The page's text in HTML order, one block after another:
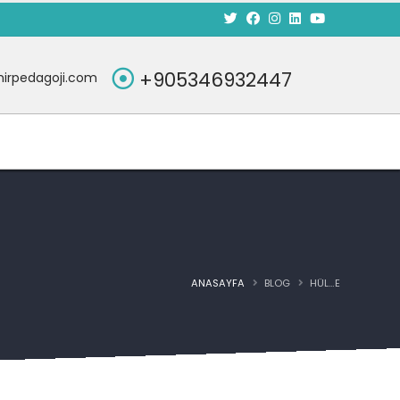
+905346932447
ANASAYFA BLOG HÜL…E